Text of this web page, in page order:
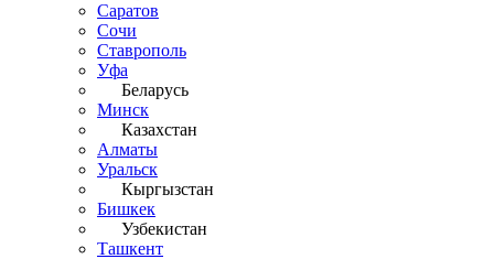
Саратов
Сочи
Ставрополь
Уфа
Беларусь
Минск
Казахстан
Алматы
Уральск
Кыргызстан
Бишкек
Узбекистан
Ташкент